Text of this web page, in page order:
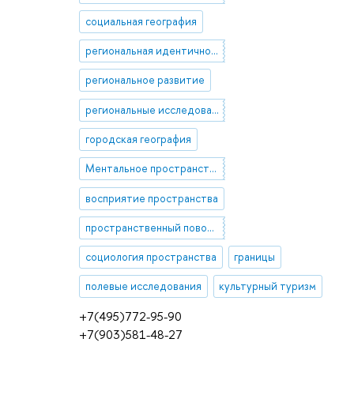
+7(495)772-95-90
+7(903)581-48-27
социальная география
региональная идентичность
региональное развитие
региональные исследования
городская география
Ментальное пространство города
восприятие пространства
пространственный поворот
социология пространства границы
полевые исследования культурный туризм